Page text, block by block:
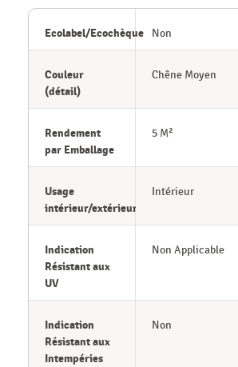
Ecolabel/Ecochèque Non
Couleur
(détail)
Chêne Moyen
Rendement
par Emballage
5 M²
Usage
intérieur/extérieur
Intérieur
Indication
Résistant aux
UV
Non Applicable
Indication
Résistant aux
Intempéries
Non